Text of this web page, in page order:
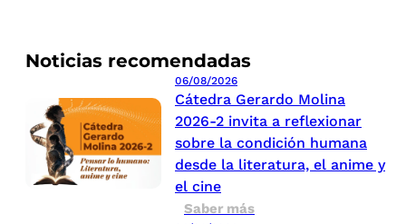
Noticias recomendadas
06/08/2026
Cátedra Gerardo Molina
2026-2 invita a reflexionar
sobre la condición humana
desde la literatura, el anime y
el cine
Saber más